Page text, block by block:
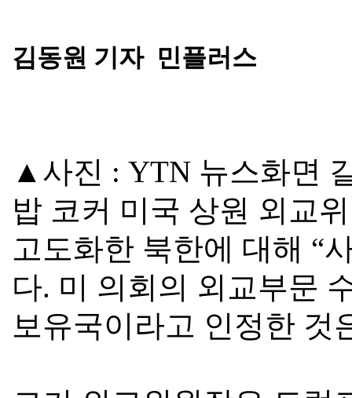
김동원 기자 민플러스
▲사진 : YTN 뉴스화면
밥 코커 미국 상원 외교
고도화한 북한에 대해 “
다. 미 의회의 외교부문
보유국이라고 인정한 것